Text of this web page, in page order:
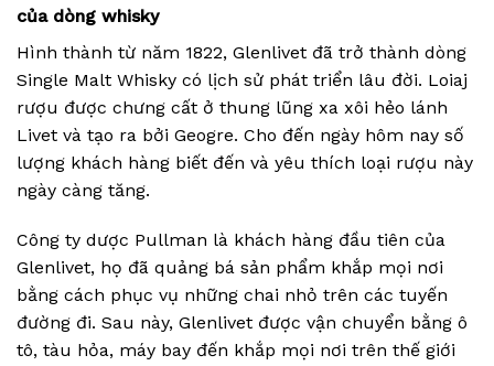
của dòng whisky
Hình thành từ năm 1822, Glenlivet đã trở thành dòng
Single Malt Whisky có lịch sử phát triển lâu đời. Loiaj
rượu được chưng cất ở thung lũng xa xôi hẻo lánh
Livet và tạo ra bởi Geogre. Cho đến ngày hôm nay số
lượng khách hàng biết đến và yêu thích loại rượu này
ngày càng tăng.
Công ty dược Pullman là khách hàng đầu tiên của
Glenlivet, họ đã quảng bá sản phẩm khắp mọi nơi
bằng cách phục vụ những chai nhỏ trên các tuyến
đường đi. Sau này, Glenlivet được vận chuyển bằng ô
tô, tàu hỏa, máy bay đến khắp mọi nơi trên thế giới